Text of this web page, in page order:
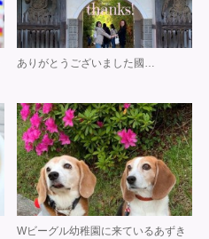
️ありがとうございました️ 國…
Wビーグル 幼稚園に来ている あずき